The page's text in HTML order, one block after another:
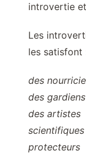
introvertie
Les
les satisfont
des
des gardiens
des artistes
scientifiques
protecteurs